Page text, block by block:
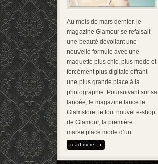
Au mois de mars dernier, le
magazine Glamour se refaisait
une beauté dévoilant une
nouvelle formule avec une
maquette plus chic, plus mode et
forcément plus digitale offrant
une plus grande place à la
photographie. Poursuivant sur sa
lancée, le magazine lance le
Glamstore, le tout nouvel e-shop
de Glamour, la première
marketplace mode d’un
read more